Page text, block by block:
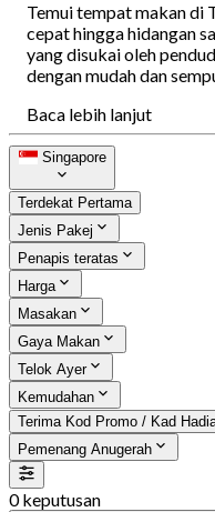
Temui tempat makan di
cepat hingga hidangan
yang disukai oleh
dengan mudah dan
Baca lebih lanjut
Singapore
Terdekat Pertama
Jenis Pakej
Penapis teratas
Harga
Masakan
Gaya Makan
Telok Ayer
Kemudahan
Terima Kod Promo / Kad
Pemenang Anugerah
0 keputusan